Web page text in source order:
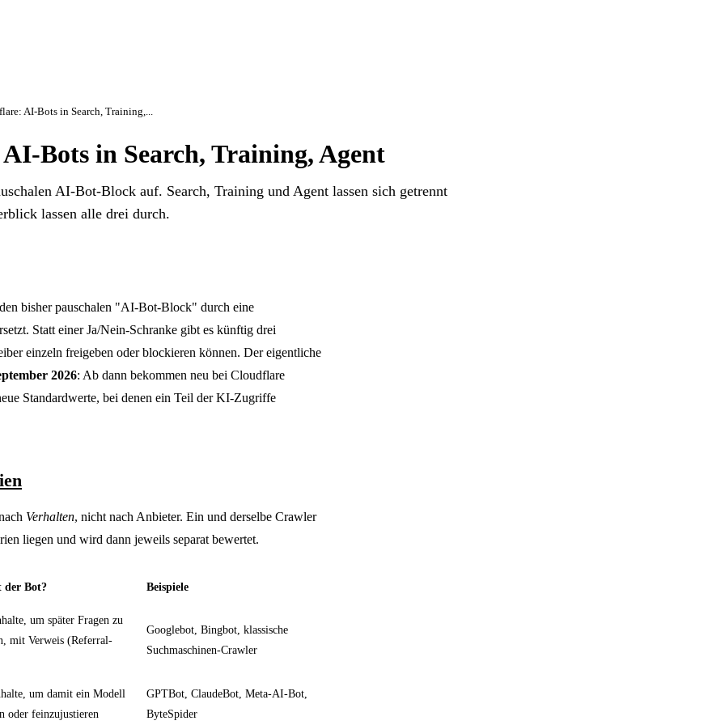
AI-Bots in Search, Training,...
Bots in Search, Training, Agent
AI-Bot-Block auf. Search, Training und Agent lassen sich getrennt
lassen alle drei durch.
bisher pauschalen "AI-Bot-Block" durch eine
Statt einer Ja/Nein-Schranke gibt es künftig drei
einzeln freigeben oder blockieren können. Der eigentliche
2026: Ab dann bekommen neu bei Cloudflare
Standardwerte, bei denen ein Teil der KI-Zugriffe
Verhalten, nicht nach Anbieter. Ein und derselbe Crawler
liegen und wird dann jeweils separat bewertet.
der Bot? Beispiele
um später Fragen zu
mit Verweis (Referral-
Googlebot, Bingbot, klassische
Suchmaschinen-Crawler
um damit ein Modell
oder feinzujustieren
GPTBot, ClaudeBot, Meta-AI-Bot,
ByteSpider